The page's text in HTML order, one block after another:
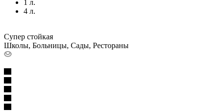
1 л.
4 л.
Супер стойкая
Школы, Больницы, Сады, Рестораны